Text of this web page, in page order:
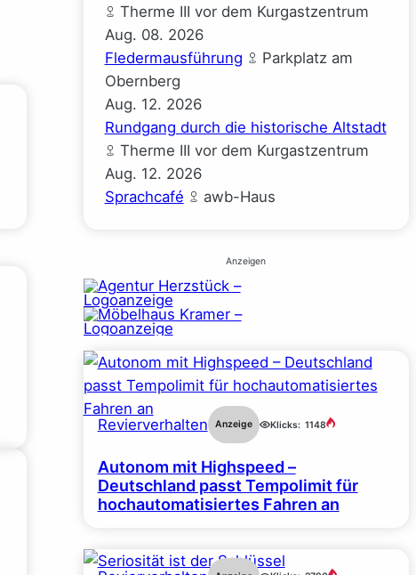
Therme III vor dem Kurgastzentrum
Aug. 08. 2026
Fledermausführung
Parkplatz am
Obernberg
Aug. 12. 2026
Rundgang durch die historische Altstadt
Therme III vor dem Kurgastzentrum
Aug. 12. 2026
Sprachcafé
awb-Haus
Anzeigen
Revierverhalten Anzeige Klicks: 1148
Autonom mit Highspeed –
Deutschland passt Tempolimit für
hochautomatisiertes Fahren an